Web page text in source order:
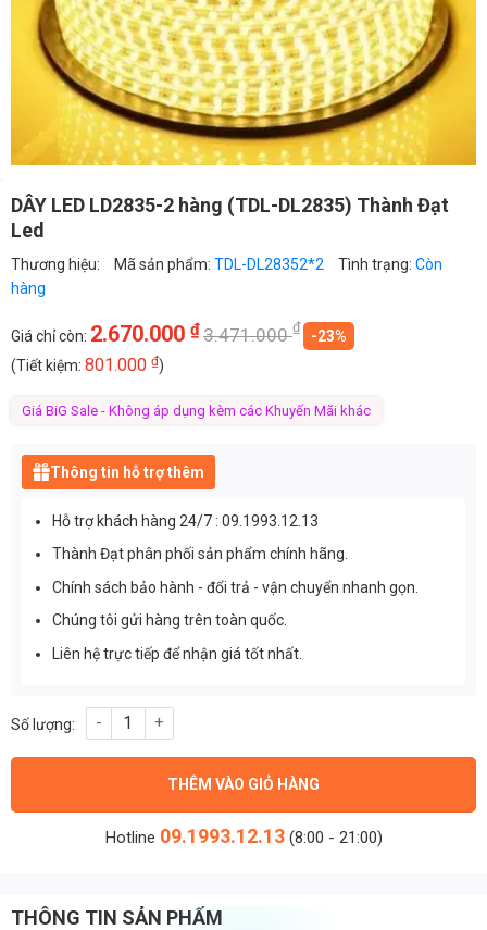
DÂY LED LD2835-2 hàng (TDL-DL2835) Thành Đạt
Led
Thương hiệu: Mã sản phẩm: TDL-DL28352*2 Tình trạng: Còn
hàng
Giá chỉ còn: 2.670.000 ₫3.471.000₫
-23%
(Tiết kiệm: 801.000 ₫)
Giá BiG Sale - Không áp dụng kèm các Khuyến Mãi khác
Thông tin hỗ trợ thêm
Hỗ trợ khách hàng 24/7 : 09.1993.12.13
Thành Đạt phân phối sản phẩm chính hãng.
Chính sách bảo hành - đổi trả - vận chuyển nhanh gọn.
Chúng tôi gửi hàng trên toàn quốc.
Liên hệ trực tiếp để nhận giá tốt nhất.
DÂY LED LD2835-2 hàng (TDL-DL2835) Thành Đạt Led số lượng
THÊM VÀO GIỎ HÀNG
Hotline 09.1993.12.13 (8:00 - 21:00)
THÔNG TIN SẢN PHẨM